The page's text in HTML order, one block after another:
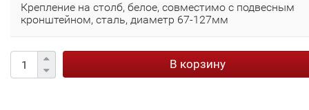
Крепление на столб, белое, совместимо с подвесным
кронштейном, сталь, диаметр 67-127мм
В корзину